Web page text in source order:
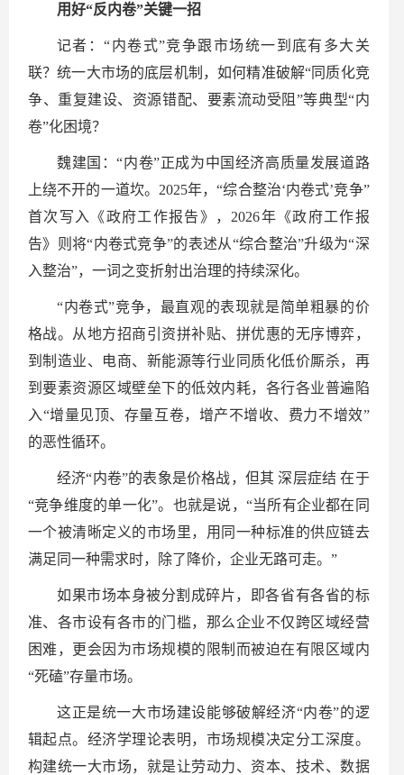
用好“反内卷”关键一招
记者：“内卷式”竞争跟市场统一到底有多大关
联？统一大市场的底层机制，如何精准破解“同质化竞
争、重复建设、资源错配、要素流动受阻”等典型“内
卷”化困境？
魏建国：“内卷”正成为中国经济高质量发展道路
上绕不开的一道坎。2025年，“综合整治‘内卷式’竞争”
首次写入《政府工作报告》，2026年《政府工作报
告》则将“内卷式竞争”的表述从“综合整治”升级为“深
入整治”，一词之变折射出治理的持续深化。
“内卷式”竞争，最直观的表现就是简单粗暴的价
格战。从地方招商引资拼补贴、拼优惠的无序博弈，
到制造业、电商、新能源等行业同质化低价厮杀，再
到要素资源区域壁垒下的低效内耗，各行各业普遍陷
入“增量见顶、存量互卷，增产不增收、费力不增效”
的恶性循环。
经济“内卷”的表象是价格战，但其 深层症结 在于
“竞争维度的单一化”。也就是说，“当所有企业都在同
一个被清晰定义的市场里，用同一种标准的供应链去
满足同一种需求时，除了降价，企业无路可走。”
如果市场本身被分割成碎片，即各省有各省的标
准、各市设有各市的门槛，那么企业不仅跨区域经营
困难，更会因为市场规模的限制而被迫在有限区域内
“死磕”存量市场。
这正是统一大市场建设能够破解经济“内卷”的逻
辑起点。经济学理论表明，市场规模决定分工深度。
构建统一大市场，就是让劳动力、资本、技术、数据